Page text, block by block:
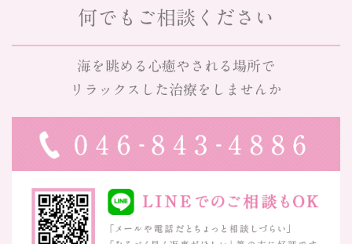
何でもご相談ください
海を眺める心癒やされる場所で
リラックスした治療をしませんか